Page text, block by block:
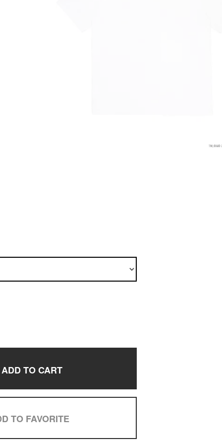
ADD TO CART
TO FAVORITE